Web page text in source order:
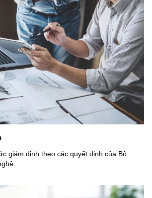
giám định theo các quyết định của Bộ